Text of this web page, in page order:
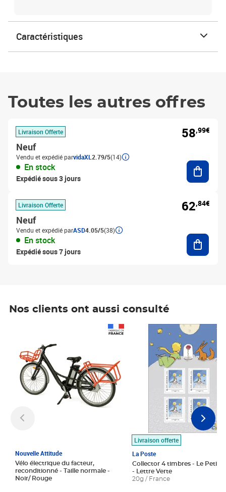
Caractéristiques
Toutes les autres offres
Livraison Offerte
Neuf
Vendu et expédié parvidaXL 2.79/5(14)
En stock
Expédié sous 3 jours
58,99€
Livraison Offerte
Neuf
Vendu et expédié parASD4.05/5(38)
En stock
Expédié sous 7 jours
62,84€
Nos clients ont aussi consulté
Nouvelle Attitude
Vélo électrique du facteur,
reconditionné - Taille normale -
Noir/ Rouge
Livraison offerte
La Poste
Collector 4 timbres - Le Petit
- Lettre Verte
20g / France
Prix 7,50€